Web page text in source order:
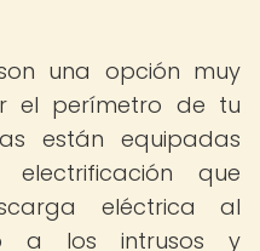
una opción muy
el perímetro de tu
están equipadas
que
eléctrica al
a los intrusos y